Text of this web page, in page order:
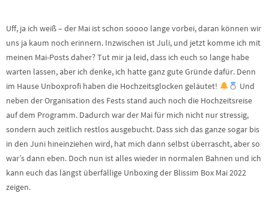
Uff, ja ich weiß – der Mai ist schon soooo lange vorbei, daran können wir
uns ja kaum noch erinnern. Inzwischen ist Juli, und jetzt komme ich mit
meinen Mai-Posts daher? Tut mir ja leid, dass ich euch so lange habe
warten lassen, aber ich denke, ich hatte ganz gute Gründe dafür. Denn
im Hause Unboxprofi haben die Hochzeitsglocken geläutet!
Und
neben der Organisation des Fests stand auch noch die Hochzeitsreise
auf dem Programm. Dadurch war der Mai für mich nicht nur stressig,
sondern auch zeitlich restlos ausgebucht. Dass sich das ganze sogar bis
in den Juni hineinziehen wird, hat mich dann selbst überrascht, aber so
war’s dann eben. Doch nun ist alles wieder in normalen Bahnen und ich
kann euch das längst überfällige Unboxing der Blissim Box Mai 2022
zeigen.